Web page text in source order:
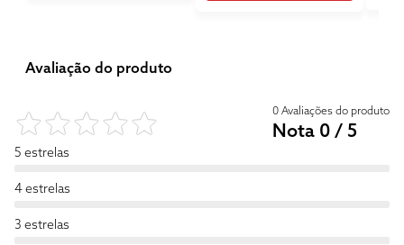
Avaliação do produto
0 Avaliações do produto
Nota 0 / 5
5 estrelas
4 estrelas
3 estrelas